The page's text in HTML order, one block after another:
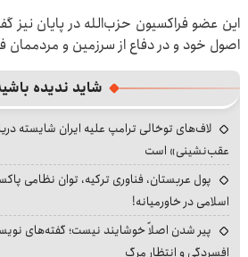
این عضو فراکسیون حزب‌الله در پایان نیز
اصول خود و در دفاع از سرزمین و مردممان
شاید ندیده
لاف‌های توخالی ترامپ علیه ایران شایسته
عقب‌نشینی» است
پول عربستان، فناوری ترکیه، توان نظامی
اسلامی در خاورمیانه!
پیر شدن اصلاً خوشایند نیست؛ گفته‌های
افسردگی و انتظار مرگ